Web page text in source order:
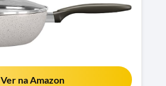
Ver na Amazon